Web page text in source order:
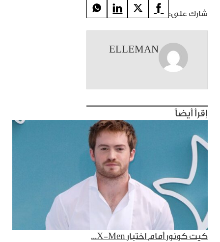
شارك على:
ELLEMAN
إقرأ أيضاً
كيت كونور أمام اختبار X-Men...